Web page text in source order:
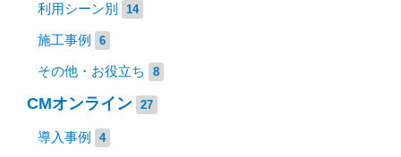
利用シーン別 14
施工事例 6
その他・お役立ち 8
CMオンライン 27
導入事例 4